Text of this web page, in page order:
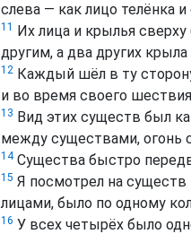
слева — как лицо телёнка
11 Их лица и крылья
другим, а два других
12 Каждый шёл в ту
и во время своего
13 Вид этих существ был
между существами, огонь
14Существа быстро
15 Я посмотрел на существ
лицами, было по одному
16 У всех четырёх было